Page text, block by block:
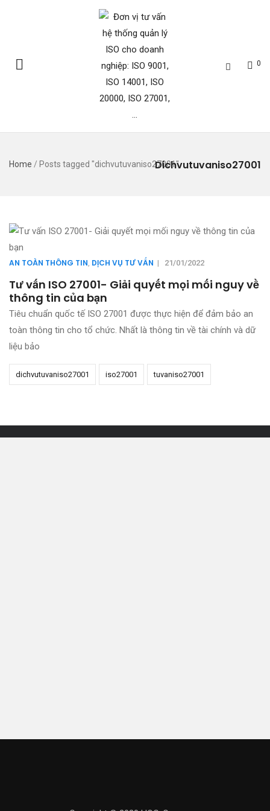
0
Dichvutuvaniso27001
Home / Posts tagged "dichvutuvaniso27001"
AN TOÀN THÔNG TIN, DỊCH VỤ TƯ VẤN | 21/01/2022
Tư vấn ISO 27001- Giải quyết mọi mối nguy về
thông tin của bạn
Tiêu chuẩn quốc tế ISO 27001 được thực hiện để đảm bảo an
toàn thông tin cho tổ chức. Nhất là thông tin về tài chính và dữ
liệu bảo
dichvutuvaniso27001 iso27001 tuvaniso27001